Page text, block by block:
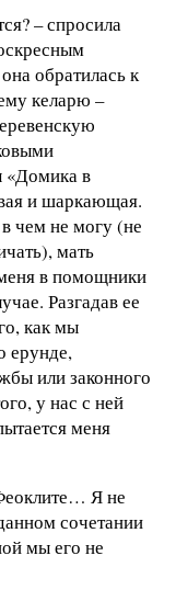
– спросила
обратилась к
келарю –
в
и шаркающая.
чем не могу (не
мать
в помощники
Разгадав ее
как мы
ерунде,
или законного
у нас с ней
меня
Я не
сочетании
мы его не